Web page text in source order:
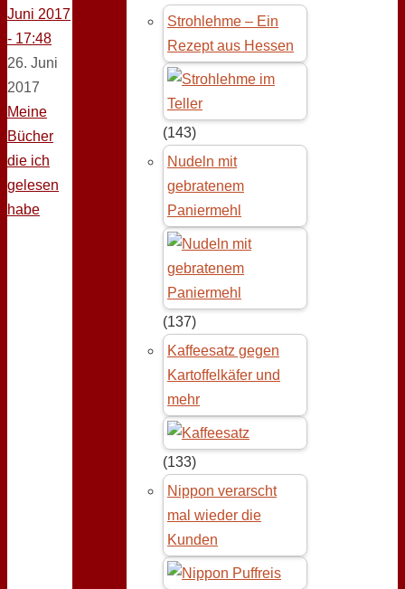
Juni 2017
- 17:48
26. Juni
2017
Meine
Bücher
die ich
gelesen
habe
Strohlehme – Ein
Rezept aus Hessen
(143)
Nudeln mit
gebratenem
Paniermehl
(137)
Kaffeesatz gegen
Kartoffelkäfer und
mehr
(133)
Nippon verarscht
mal wieder die
Kunden